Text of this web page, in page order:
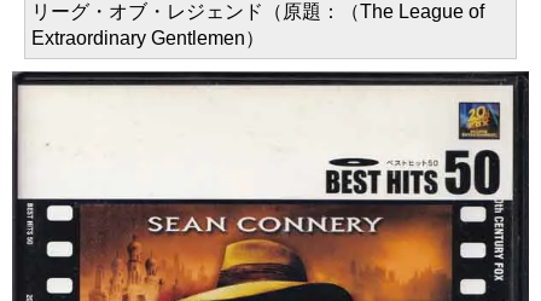
リーグ・オブ・レジェンド（原題：（The League of
Extraordinary Gentlemen）